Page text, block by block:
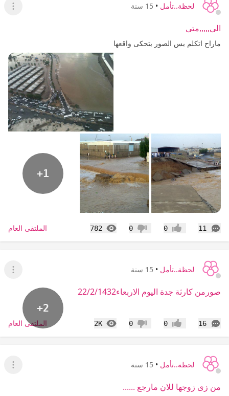
لحظة..تأمل • 15 سنة
عرض
الى,,,,,متى
ماراح اتكلم بس الصور بتحكى واقعها
+1
11
التعليقات إعجاب0 عدم إعجاب
0
782
المشاهدات الملتقى العام
لحظة..تأمل • 15 سنة
عرض
صورمن كارثة جدة اليوم الاربعاء22/2/1432
+2
16
التعليقات إعجاب0 عدم إعجاب
0
2K
المشاهدات الملتقى العام
لحظة..تأمل • 15 سنة
عرض
من زى زوجها للان مارجع ......